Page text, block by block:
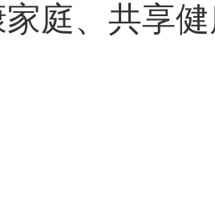
庭、共享